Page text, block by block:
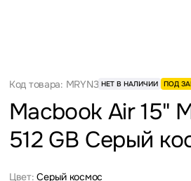
Код товара: MRYN3 НЕТ В НАЛИЧИИ ПОД
Macbook Air 15"
512 GB Серый
Цвет: Серый космос